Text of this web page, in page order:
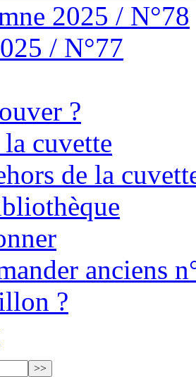
2025 / N°78
/ N°77
?
cuvette
de la
anciens
?